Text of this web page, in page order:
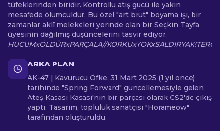
tüfeklerinden biridir. Kontrollü atış gücü ile yakın
mesafede ölümcüldür. Bu özel "art brut" boyama işi, bir
zamanlar aklî melekeleri yerinde olan bir Seçkin Tayfa
üyesinin dağılmış düşüncelerini tasvir ediyor.
HÜCUMxÖLDÜRxPARÇALA//KORKUxYOKxSALDIRYAK!TERÖR
ARKA PLAN
AK-47 | Kavurucu Öfke, 31 Mart 2025 (1 yıl önce)
tarihinde "Spring Forward" güncellemesiyle gelen
Ateş Kasası Kasası'nın bir parçası olarak CS2'de çıkış
yaptı. Tasarım, topluluk sanatçısı "Horameow"
tarafından oluşturuldu.